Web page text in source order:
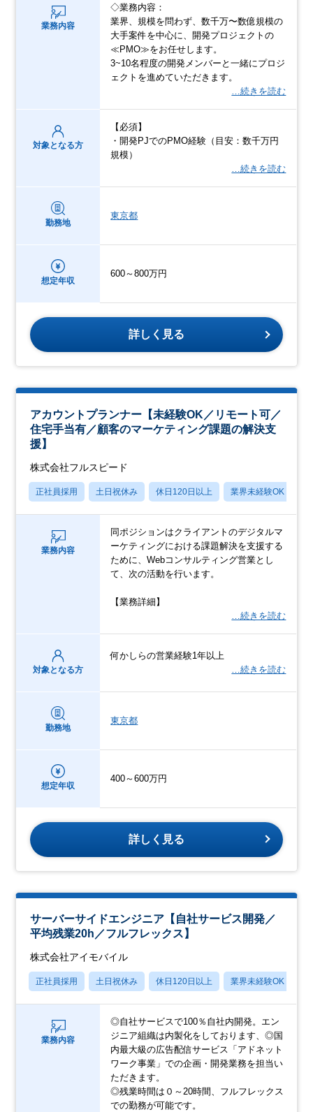
業務内容
◇業務内容：
業界、規模を問わず、数千万〜数億規模の
大手案件を中心に、開発プロジェクトの
≪PMO≫をお任せします。
3~10名程度の開発メンバーと一緒にプロジ
ェクトを進めていただきます。
…続きを読む
対象となる方
【必須】
・開発PJでのPMO経験（目安：数千万円
規模）
…続きを読む
勤務地
東京都
想定年収
600～800万円
詳しく見る
アカウントプランナー【未経験OK／リモート可／
住宅手当有／顧客のマーケティング課題の解決支
援】
株式会社フルスピード
正社員採用 土日祝休み 休日120日以上 業界未経験OK
業務内容
同ポジションはクライアントのデジタルマ
ーケティングにおける課題解決を支援する
ために、Webコンサルティング営業とし
て、次の活動を行います。
【業務詳細】
…続きを読む
対象となる方
何かしらの営業経験1年以上
…続きを読む
勤務地
東京都
想定年収
400～600万円
詳しく見る
サーバーサイドエンジニア【自社サービス開発／
平均残業20h／フルフレックス】
株式会社アイモバイル
正社員採用 土日祝休み 休日120日以上 業界未経験OK
業務内容
◎自社サービスで100％自社内開発。エン
ジニア組織は内製化をしております、◎国
内最大級の広告配信サービス「アドネット
ワーク事業」での企画・開発業務を担当い
ただきます。
◎残業時間は０～20時間、フルフレックス
での勤務が可能です。